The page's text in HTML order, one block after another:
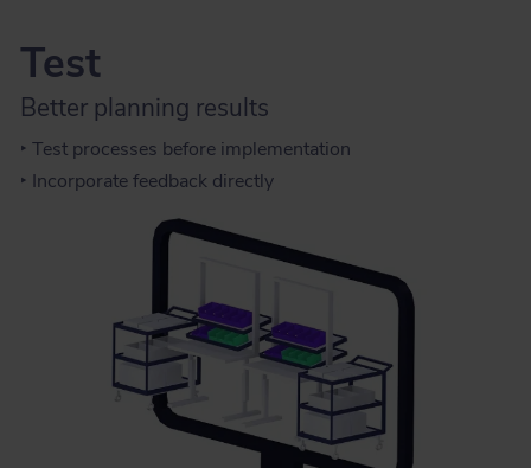
Test
Better planning results
‣ Test processes before implementation
‣ Incorporate feedback directly